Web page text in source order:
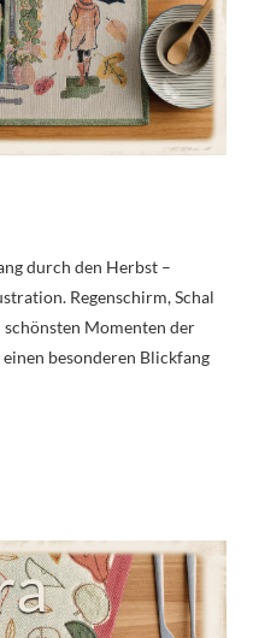
durch den Herbst –
Regenschirm, Schal
Momenten der
besonderen Blickfang